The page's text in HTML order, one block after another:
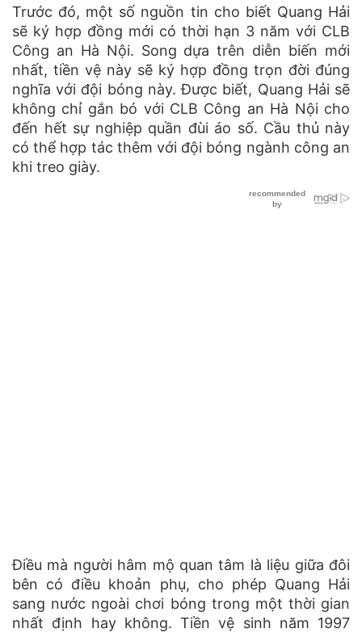
Trước đó, một số nguồn tin cho biết Quang Hải
sẽ ký hợp đồng mới có thời hạn 3 năm với CLB
Công an Hà Nội. Song dựa trên diễn biến mới
nhất, tiền vệ này sẽ ký hợp đồng trọn đời đúng
nghĩa với đội bóng này. Được biết, Quang Hải sẽ
không chỉ gắn bó với CLB Công an Hà Nội cho
đến hết sự nghiệp quần đùi áo số. Cầu thủ này
có thể hợp tác thêm với đội bóng ngành công an
khi treo giày.
Điều mà người hâm mộ quan tâm là liệu giữa đôi
bên có điều khoản phụ, cho phép Quang Hải
sang nước ngoài chơi bóng trong một thời gian
nhất định hay không. Tiền vệ sinh năm 1997